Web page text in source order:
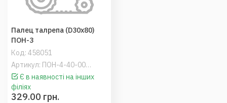
Код: 458051
Артикул: ПОН-4-40-00.662
Палец талрепа (D30х80)
ПОН-3
Є в наявності на інших
філіях
329.00 грн.